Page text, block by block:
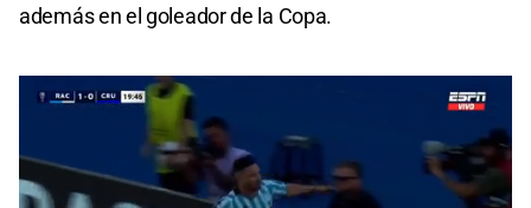
además en el goleador de la Copa.